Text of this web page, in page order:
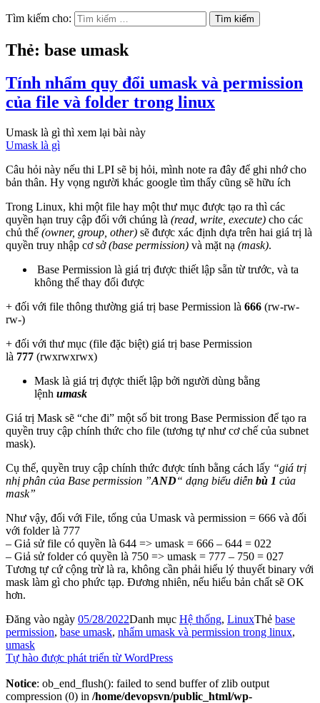
Tìm kiếm cho:
Thẻ: base umask
Tính nhẩm quy đổi umask và permission
của file và folder trong linux
Umask là gì thì xem lại bài này
Umask là gì
Câu hỏi này nếu thi LPI sẽ bị hỏi, mình note ra đây để ghi nhớ cho
bản thân. Hy vọng người khác google tìm thấy cũng sẽ hữu ích
Trong Linux, khi một file hay một thư mục được tạo ra thì các
quyền hạn truy cập đối với chúng là (read, write, execute) cho các
chủ thể (owner, group, other) sẽ được xác định dựa trên hai giá trị là
quyền truy nhập cơ sở(base permission) và mặt nạ (mask).
Base Permission là giá trị được thiết lập sẵn từ trước, và ta
không thể thay đổi được
+ đối với file thông thường giá trị base Permission là 666 (rw-rw-
rw-)
+ đối với thư mục (file đặc biệt) giá trị base Permission
là 777 (rwxrwxrwx)
Mask là giá trị đựợc thiết lập bởi người dùng bằng
lệnh umask
Giá trị Mask sẽ “che đi” một số bit trong Base Permission để tạo ra
quyền truy cập chính thức cho file (tương tự như cơ chế của subnet
mask).
Cụ thể, quyền truy cập chính thức được tính bằng cách lấy “giá trị
nhị phân của Base permission ”AND“ dạng biểu diễn bù 1 của
mask”
Như vậy, đối với File, tổng của Umask và permission = 666 và đối
với folder là 777
– Giả sử file có quyền là 644 => umask = 666 – 644 = 022
– Giả sử folder có quyền là 750 => umask = 777 – 750 = 027
Tương tự cứ cộng trừ là ra, không cần phải hiểu lý thuyết binary với
mask làm gì cho phức tạp. Đương nhiên, nếu hiểu bản chất sẽ OK
hơn.
Đăng vào ngày 05/28/2022Danh mục Hệ thống, LinuxThẻ base
permission, base umask, nhẩm umask và permission trong linux,
umask
Tự hào được phát triển từ WordPress
Notice: ob_end_flush(): failed to send buffer of zlib output
compression (0) in /home/devopsvn/public_html/wp-